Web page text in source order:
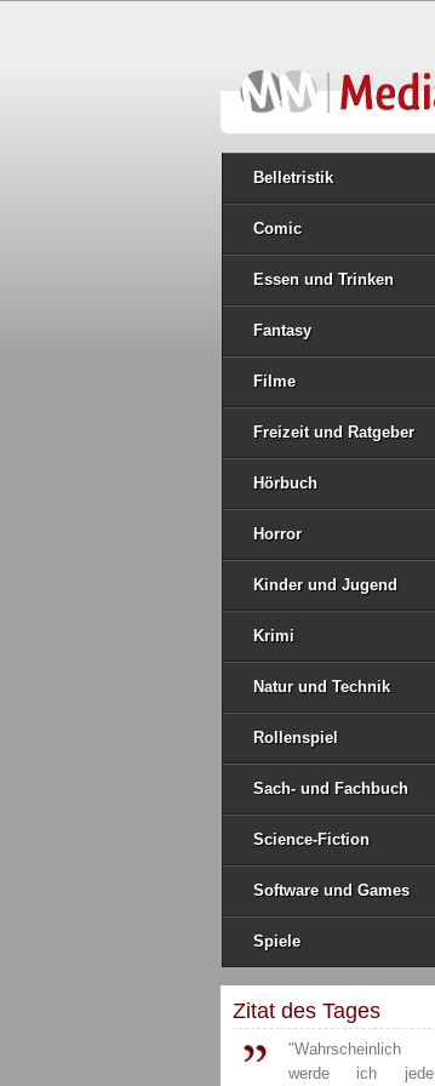
Belletristik
Comic
Essen und Trinken
Fantasy
Filme
Freizeit und Ratgeber
Hörbuch
Horror
Kinder und Jugend
Krimi
Natur und Technik
Rollenspiel
Sach- und Fachbuch
Science-Fiction
Software und Games
Spiele
Zitat des Tages
"Wahrscheinlich
werde ich jede